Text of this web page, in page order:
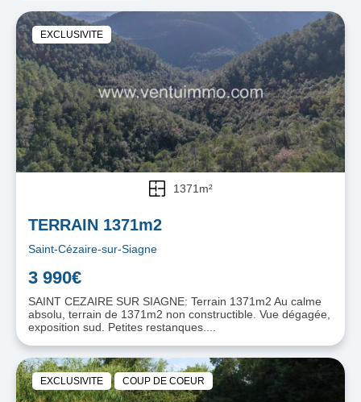
EXCLUSIVITE
1371m²
TERRAIN 1371m2
Saint-Cézaire-sur-Siagne
3 990€
SAINT CEZAIRE SUR SIAGNE: Terrain 1371m2 Au calme
absolu, terrain de 1371m2 non constructible. Vue dégagée,
exposition sud. Petites restanques....
EXCLUSIVITE COUP DE COEUR